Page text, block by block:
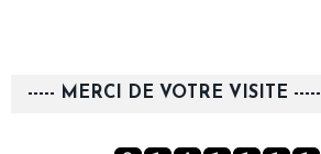
----- MERCI DE VOTRE VISITE -----